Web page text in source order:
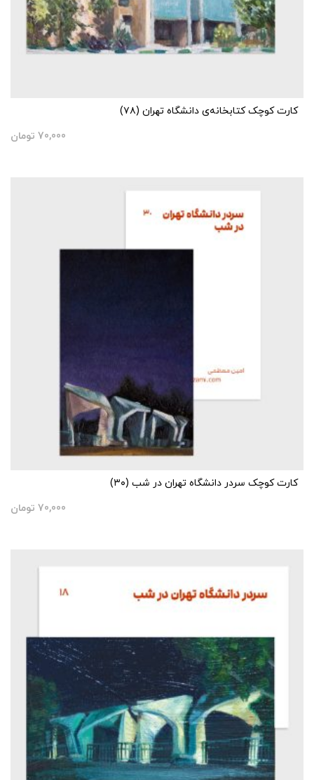
کارت کوچک کتابخانه‌ی دانشگاه تهران (۷۸)
70,000 تومان
کارت کوچک سردر دانشگاه تهران در شب (۳۰)
70,000 تومان